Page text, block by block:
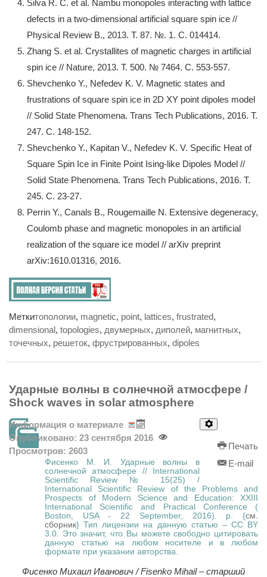
Silva R. C. et al. Nambu monopoles interacting with lattice
defects in a two-dimensional artificial square spin ice //
Physical Review B., 2013. Т. 87. №. 1. С. 014414.
Zhang S. et al. Crystallites of magnetic charges in artificial
spin ice // Nature, 2013. Т. 500. № 7464. С. 553-557.
Shevchenko Y., Nefedev K. V. Magnetic states and
frustrations of square spin ice in 2D XY point dipoles model
// Solid State Phenomena. Trans Tech Publications, 2016. Т.
247. С. 148-152.
Shevchenko Y., Kapitan V., Nefedev K. V. Specific Heat of
Square Spin Ice in Finite Point Ising-like Dipoles Model //
Solid State Phenomena. Trans Tech Publications, 2016. Т.
245. С. 23-27.
Perrin Y., Canals B., Rougemaille N. Extensive degeneracy,
Coulomb phase and magnetic monopoles in an artificial
realization of the square ice model // arXiv preprint
arXiv:1610.01316, 2016.
Меткитопологии, magnetic, point, lattices, frustrated,
dimensional, topologies, двумерных, диполей, магнитных,
точечных, решеток, фрустрированных, dipoles
Ударные волны в солнечной атмосфере /
Shock waves in solar atmosphere
Печать
E-mail
Информация о материале
Опубликовано: 23 сентября 2016
Просмотров: 2603
Фисенко М. И. Ударные волны в
солнечной атмосфере // International
Scientific Review № 15(25) /
International Scientific Review of the Problems and
Prospects of Modern Science and Education: XXIII
International Scientific and Practical Conference (
Boston, USA - 22 September, 2016). p. {см.
сборник} Тип лицензии на данную статью – CC BY
3.0. Это значит, что Вы можете свободно цитировать
данную статью на любом носителе и в любом
формате при указании авторства.
Фисенко Михаил Иванович / Fisenko Mihail – старший